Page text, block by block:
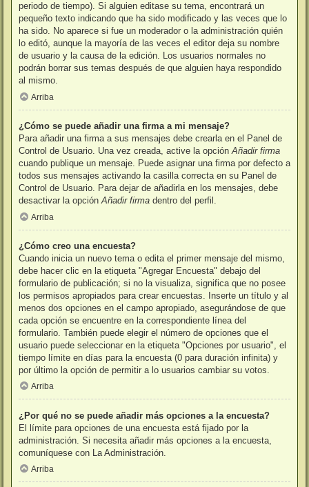
periodo de tiempo). Si alguien editase su tema, encontrará un
pequeño texto indicando que ha sido modificado y las veces que lo
ha sido. No aparece si fue un moderador o la administración quién
lo editó, aunque la mayoría de las veces el editor deja su nombre
de usuario y la causa de la edición. Los usuarios normales no
podrán borrar sus temas después de que alguien haya respondido
al mismo.
Arriba
¿Cómo se puede añadir una firma a mi mensaje?
Para añadir una firma a sus mensajes debe crearla en el Panel de
Control de Usuario. Una vez creada, active la opción Añadir firma
cuando publique un mensaje. Puede asignar una firma por defecto a
todos sus mensajes activando la casilla correcta en su Panel de
Control de Usuario. Para dejar de añadirla en los mensajes, debe
desactivar la opción Añadir firma dentro del perfil.
Arriba
¿Cómo creo una encuesta?
Cuando inicia un nuevo tema o edita el primer mensaje del mismo,
debe hacer clic en la etiqueta "Agregar Encuesta" debajo del
formulario de publicación; si no la visualiza, significa que no posee
los permisos apropiados para crear encuestas. Inserte un título y al
menos dos opciones en el campo apropiado, asegurándose de que
cada opción se encuentre en la correspondiente línea del
formulario. También puede elegir el número de opciones que el
usuario puede seleccionar en la etiqueta "Opciones por usuario", el
tiempo límite en días para la encuesta (0 para duración infinita) y
por último la opción de permitir a lo usuarios cambiar su votos.
Arriba
¿Por qué no se puede añadir más opciones a la encuesta?
El límite para opciones de una encuesta está fijado por la
administración. Si necesita añadir más opciones a la encuesta,
comuníquese con La Administración.
Arriba